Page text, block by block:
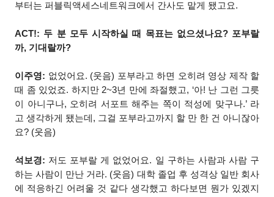
부터는 퍼블릭액세스네트워크에서 간사도 맡게 됐고요.
ACT!: 두 분 모두 시작하실 때 목표는 없으셨나요? 포부랄
까, 기대랄까?
이주영: 없었어요. (웃음) 포부라고 하면 오히려 영상 제작 할
때 좀 있었죠. 하지만 2~3년 만에 좌절했고, ‘아! 난 그런 그릇
이 아니구나, 오히려 서포트 해주는 쪽이 적성에 맞구나.’ 라
고 생각하게 됐는데, 그걸 포부라고까지 할 만 한 건 아니잖아
요? (웃음)
석보경: 저도 포부랄 게 없었어요. 일 구하는 사람과 사람 구
하는 사람이 만난 거라. (웃음) 대학 졸업 후 성격상 일반 회사
에 적응하긴 어려울 것 같다 생각했고 하다보면 뭔가 있겠지